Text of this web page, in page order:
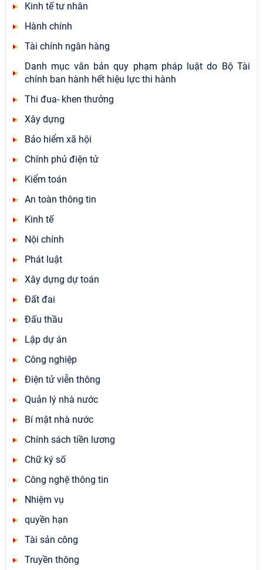
Kinh tế tư nhân
Hành chính
Tài chính ngân hàng
Danh mục văn bản quy phạm pháp luật do Bộ Tài
chính ban hành hết hiệu lực thi hành
Thi đua- khen thưởng
Xây dựng
Bảo hiểm xã hội
Chính phủ điện tử
Kiểm toán
An toàn thông tin
Kinh tế
Nội chính
Phát luật
Xây dựng dự toán
Đất đai
Đấu thầu
Lập dự án
Công nghiệp
Điện tử viễn thông
Quản lý nhà nước
Bí mật nhà nước
Chính sách tiền lương
Chữ ký số
Công nghệ thông tin
Nhiệm vụ
quyền hạn
Tài sản công
Truyền thông